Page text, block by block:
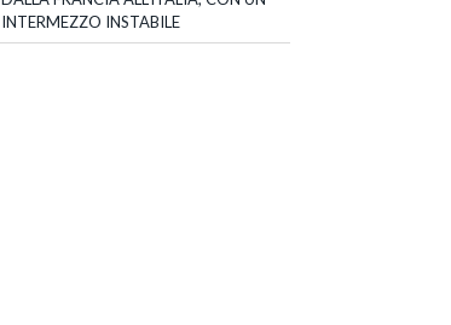
INTERMEZZO INSTABILE